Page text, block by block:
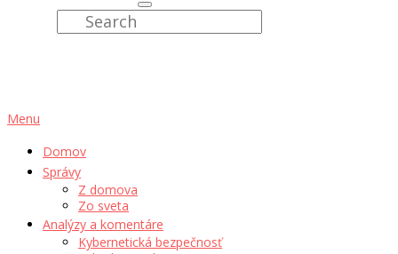
Menu
Domov
Správy
Z domova
Zo sveta
Analýzy a komentáre
Kybernetická bezpečnosť